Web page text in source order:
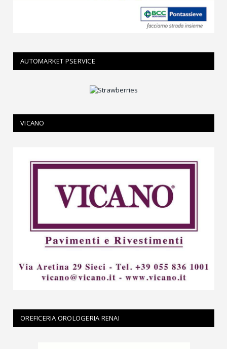
AUTOMARKET PSERVICE
VICANO
OREFICERIA OROLOGERIA RENAI